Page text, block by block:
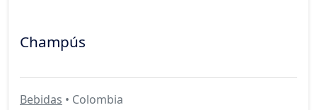
Champús
Bebidas • Colombia